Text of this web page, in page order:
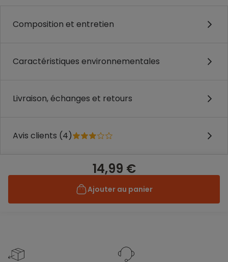
Composition et entretien
Caractéristiques environnementales
Livraison, échanges et retours
Avis clients (4)
14,99 €
Ajouter au panier